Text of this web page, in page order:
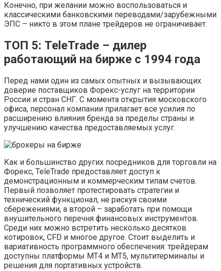
Конечно, при желании можно воспользоваться и
классическими банковскими переводами/зарубежными
ЭПС – никто в этом плане трейдеров не ограничивает.
ТОП 5: TeleTrade – дилер
работающий на бирже с 1994 года
Перед нами один из самых опытных и вызывающих
доверие поставщиков Форекс-услуг на территории
России и стран СНГ. С момента открытия московского
офиса, персонал компании прилагает все усилия по
расширению влияния бренда за пределы страны и
улучшению качества предоставляемых услуг.
Как и большинство других посредников для торговли на
Форекс, TeleTrade предоставляет доступ к
демонстрационным и коммерческим типам счетов.
Первый позволяет протестировать стратегии и
технический функционал, не рискуя своими
сбережениями, а второй – заработать при помощи
внушительного перечня финансовых инструментов.
Среди них можно встретить несколько десятков
котировок, CFD и многое другое. Стоит выделить и
вариативность программного обеспечения: трейдерам
доступны платформы MT4 и MT5, мультитерминалы и
решения для портативных устройств.